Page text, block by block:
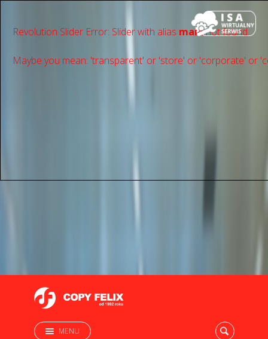
Revolution Slider Error: Slider with alias mainnot found.
Maybe you mean: 'transparent' or 'store' or 'сorporate' or
MENU